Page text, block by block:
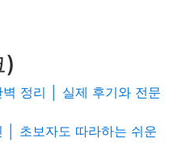
)
정리 │ 실제 후기와 전문
│ 초보자도 따라하는 쉬운